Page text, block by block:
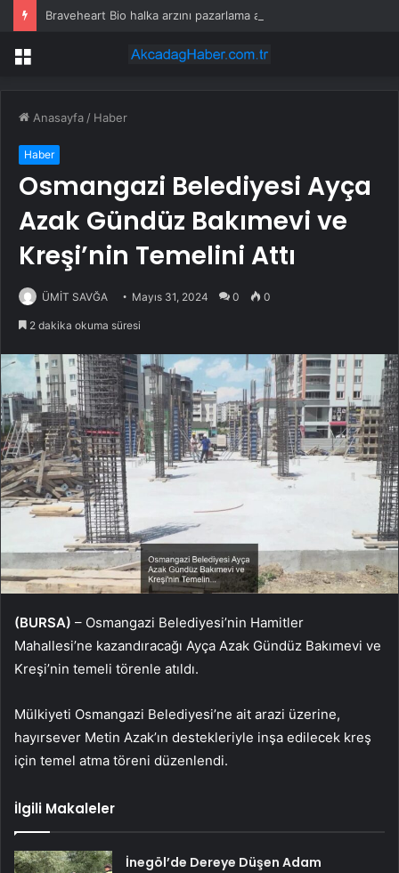
Menü
Anasayfa / Haber
Haber
Osmangazi Belediyesi Ayça
Azak Gündüz Bakımevi ve
Kreşi’nin Temelini Attı
ÜMİT SAVĞA Mayıs 31, 2024 0 0
2 dakika okuma süresi
(BURSA) – Osmangazi Belediyesi’nin Hamitler
Mahallesi’ne kazandıracağı Ayça Azak Gündüz Bakımevi ve
Kreşi’nin temeli törenle atıldı.
Mülkiyeti Osmangazi Belediyesi’ne ait arazi üzerine,
hayırsever Metin Azak’ın destekleriyle inşa edilecek kreş
için temel atma töreni düzenlendi.
İlgili Makaleler
İnegöl’de Dereye Düşen Adam